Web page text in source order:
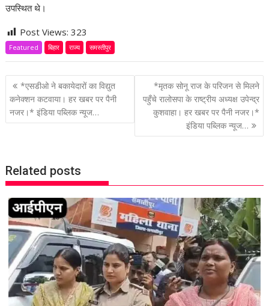
उपस्थित थे।
Post Views:323
Featured बिहार राज्य समस्तीपुर
P
o
s
a
v
i
g
a
t
i
o
n
*एसडीओ ने बकायेदारों का विद्युत
कनेक्शन कटवाया। हर खबर पर पैनी
नजर।* इंडिया पब्लिक न्यूज…
*मृतक सोनू राज के परिजन से मिलने
पहुँचे रालोसपा के राष्ट्रीय अध्यक्ष उपेन्द्र
कुशवाहा। हर खबर पर पैनी नजर।*
इंडिया पब्लिक न्यूज…
Related posts